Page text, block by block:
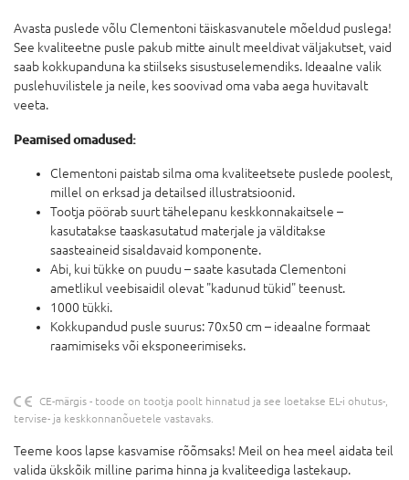
Avasta puslede võlu Clementoni täiskasvanutele mõeldud puslega!
See kvaliteetne pusle pakub mitte ainult meeldivat väljakutset, vaid
saab kokkupanduna ka stiilseks sisustuselemendiks. Ideaalne valik
puslehuvilistele ja neile, kes soovivad oma vaba aega huvitavalt
veeta.
Peamised omadused:
Clementoni paistab silma oma kvaliteetsete puslede poolest,
millel on erksad ja detailsed illustratsioonid.
Tootja pöörab suurt tähelepanu keskkonnakaitsele –
kasutatakse taaskasutatud materjale ja välditakse
saasteaineid sisaldavaid komponente.
Abi, kui tükke on puudu – saate kasutada Clementoni
ametlikul veebisaidil olevat "kadunud tükid" teenust.
1000 tükki.
Kokkupandud pusle suurus: 70x50 cm – ideaalne formaat
raamimiseks või eksponeerimiseks.
CE-märgis - toode on tootja poolt hinnatud ja see loetakse EL-i ohutus-,
tervise- ja keskkonnanõuetele vastavaks.
Teeme koos lapse kasvamise rõõmsaks! Meil on hea meel aidata teil
valida ükskõik milline parima hinna ja kvaliteediga lastekaup.